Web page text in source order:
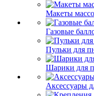
Макеты
Газовые
Пульки для
Шарики для
Аксессуары